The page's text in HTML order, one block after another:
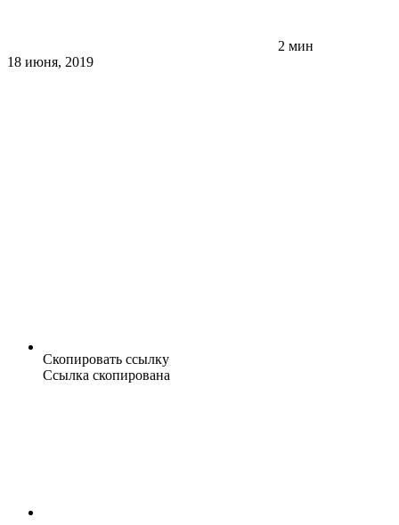
2 мин
18 июня, 2019
Скопировать ссылку
Ссылка скопирована